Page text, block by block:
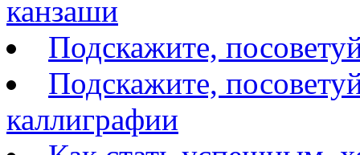
канзаши
Подскажите,
Подскажите,
каллиграфии